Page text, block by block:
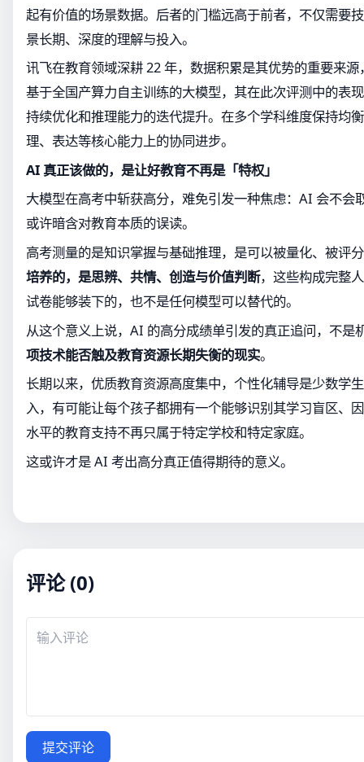
起有价值的场景数据。后者的门槛远高于前者，不仅需要
景长期、深度的理解与投入。
讯飞在教育领域深耕 22 年，数据积累是其优势的重要来
基于全国产算力自主训练的大模型，其在此次评测中的表
持续优化和推理能力的迭代提升。在多个学科维度保持均
理、表达等核心能力上的协同进步。
AI 真正该做的，是让好教育不再是「特权」
大模型在高考中斩获高分，难免引发一种焦虑：AI 会不会
或许暗含对教育本质的误读。
高考测量的是知识掌握与基础推理，是可以被量化、被评
培养的，是思辨、共情、创造与价值判断，这些构成完整
试卷能够装下的，也不是任何模型可以替代的。
从这个意义上说，AI 的高分成绩单引发的真正追问，不是
项技术能否触及教育资源长期失衡的现实。
长期以来，优质教育资源高度集中，个性化辅导是少数学
入，有可能让每个孩子都拥有一个能够识别其学习盲区、
水平的教育支持不再只属于特定学校和特定家庭。
这或许才是 AI 考出高分真正值得期待的意义。
评论 (0)
提交评论